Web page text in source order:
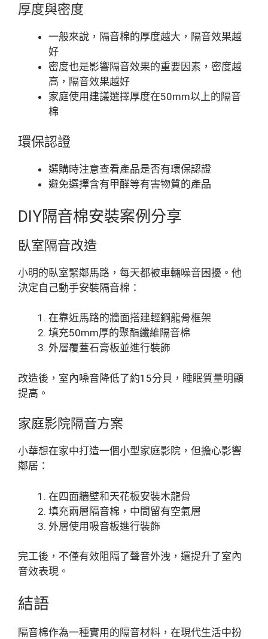
厚度與密度
一般來說，隔音棉的厚度越大，隔音效果越
好
密度也是影響隔音效果的重要因素，密度越
高，隔音效果越好
家庭使用建議選擇厚度在50mm以上的隔音
棉
環保認證
選購時注意查看產品是否有環保認證
避免選擇含有甲醛等有害物質的產品
DIY隔音棉安裝案例分享
臥室隔音改造
小明的臥室緊鄰馬路，每天都被車輛噪音困擾。他
決定自己動手安裝隔音棉：
在靠近馬路的牆面搭建輕鋼龍骨框架
填充50mm厚的聚酯纖維隔音棉
外層覆蓋石膏板並進行裝飾
改造後，室內噪音降低了約15分貝，睡眠質量明顯
提高。
家庭影院隔音方案
小華想在家中打造一個小型家庭影院，但擔心影響
鄰居：
在四面牆壁和天花板安裝木龍骨
填充兩層隔音棉，中間留有空氣層
外層使用吸音板進行裝飾
完工後，不僅有效阻隔了聲音外洩，還提升了室內
音效表現。
結語
隔音棉作為一種實用的隔音材料，在現代生活中扮